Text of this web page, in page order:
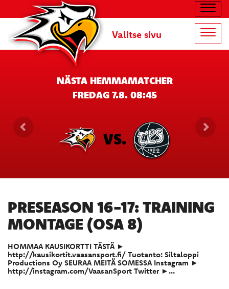
Valitse sivu
NÄSTA HEMMAMATCHER
FREDAG 7.8. 08:45
VS.
PRESEASON 16-17: TRAINING
MONTAGE (OSA 8)
HOMMAA KAUSIKORTTI TÄSTÄ ►
http://kausikortit.vaasansport.fi/ Tuotanto: Siltaloppi
Productions Oy SEURAA MEITÄ SOMESSA Instagram ►
http://instagram.com/VaasanSport Twitter ►...